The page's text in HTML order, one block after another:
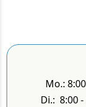
Mo.:
Di.: 8:00